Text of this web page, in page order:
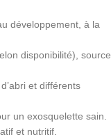
développement, à la
disponibilité), source
et différents
un exosquelette sain.
et nutritif.